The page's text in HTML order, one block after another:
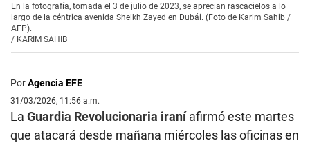
En la fotografía, tomada el 3 de julio de 2023, se aprecian rascacielos a lo
largo de la céntrica avenida Sheikh Zayed en Dubái. (Foto de Karim Sahib /
AFP).
/ KARIM SAHIB
PorAgencia EFE
31/03/2026, 11:56 a.m.
La Guardia Revolucionaria iraníafirmó este martes
que atacará desde mañana miércoles las oficinas en